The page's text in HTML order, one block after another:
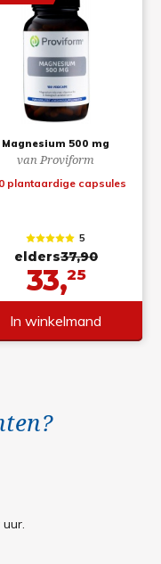
Magnesium 500 mg
van Proviform
plantaardige capsules
5
elders37,90
33,25
In winkelmand